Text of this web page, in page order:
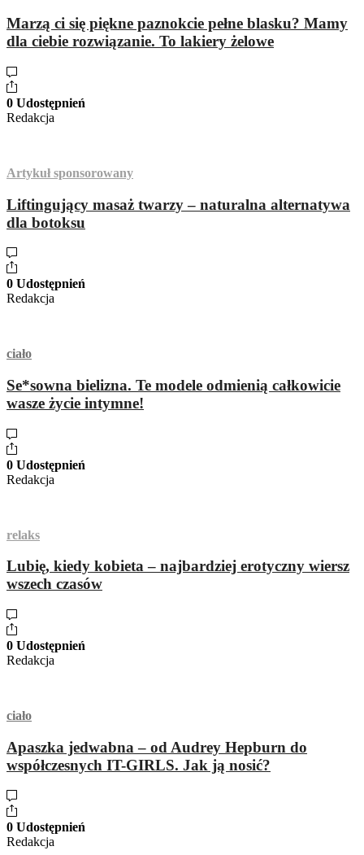
Marzą ci się piękne paznokcie pełne blasku? Mamy
dla ciebie rozwiązanie. To lakiery żelowe
0 Udostępnień
Redakcja
Artykuł sponsorowany
Liftingujący masaż twarzy – naturalna alternatywa
dla botoksu
0 Udostępnień
Redakcja
ciało
Se*sowna bielizna. Te modele odmienią całkowicie
wasze życie intymne!
0 Udostępnień
Redakcja
relaks
Lubię, kiedy kobieta – najbardziej erotyczny wiersz
wszech czasów
0 Udostępnień
Redakcja
ciało
Apaszka jedwabna – od Audrey Hepburn do
współczesnych IT-GIRLS. Jak ją nosić?
0 Udostępnień
Redakcja